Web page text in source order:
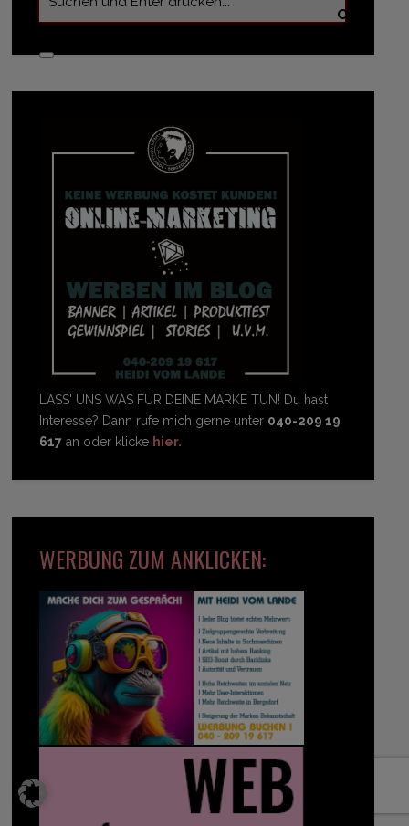
LASS' UNS WAS FÜR DEINE MARKE TUN! Du hast
Interesse? Dann rufe mich gerne unter 040-209 19
617 an oder klicke hier.
WERBUNG ZUM ANKLICKEN: